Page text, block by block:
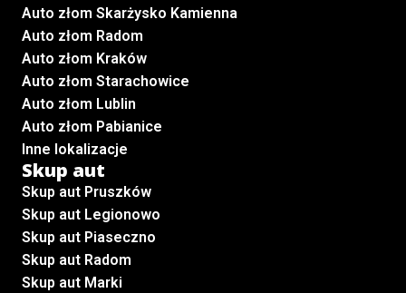
Auto złom Skarżysko Kamienna
Auto złom Radom
Auto złom Kraków
Auto złom Starachowice
Auto złom Lublin
Auto złom Pabianice
Inne lokalizacje
Skup aut
Skup aut Pruszków
Skup aut Legionowo
Skup aut Piaseczno
Skup aut Radom
Skup aut Marki